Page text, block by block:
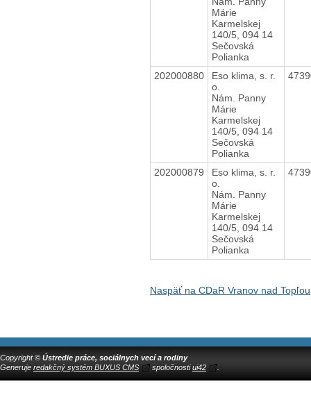
Márie
Karmelskej
140/5, 094 14
Sečovská
Polianka
202000880
Eso klima, s. r.
o.
Nám. Panny
Márie
Karmelskej
140/5, 094 14
Sečovská
Polianka
202000879
Eso klima, s. r.
o.
Nám. Panny
Márie
Karmelskej
140/5, 094 14
Sečovská
Polianka
Naspäť na CDaR Vranov nad
Copyright © Ústredie práce, sociálnych vecí a rodiny
Generuje redakčný systém BUXUS CMS spoločnostiui42